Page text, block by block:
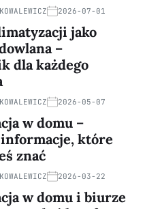
2026-07-01
jako
–
dla każdego
2026-05-07
w domu –
które
znać
2026-03-22
w domu i biurze